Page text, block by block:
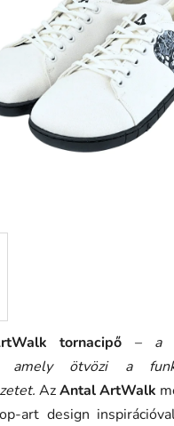
tornacipő – a
amely ötvözi a
AzAntal ArtWalk
art design